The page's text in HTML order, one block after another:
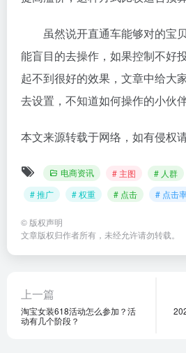
虽然说开直通车能够对的宝
能盲目的去操作，如果控制不好
起不到很好的效果，文章中给大
去设置，不知道如何操作的小伙
本文来源转载于网络，如有侵权
电商资讯 # 主图 # 人群
# 推广
# 权重 # 点击 # 点击
© 版权声明
文章版权归作者所有，未经允许请勿转载。
上一篇
淘宝女装618活动怎么参加？活
动有几个阶段？